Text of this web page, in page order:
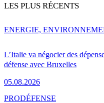
LES PLUS RÉCENTS
L’Italie va négocier des
défense avec Bruxelles
05.08.2026
ENERGIE,
PRODÉFENSE